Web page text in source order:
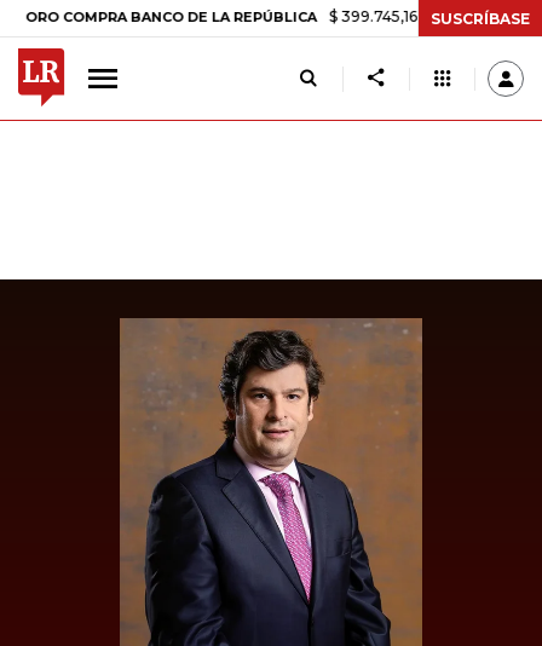
COMPRA BANCO DE LA REPÚBLICA $ 399.745,16 +$ 2.295,71 +0,58%
SUSCRÍBASE